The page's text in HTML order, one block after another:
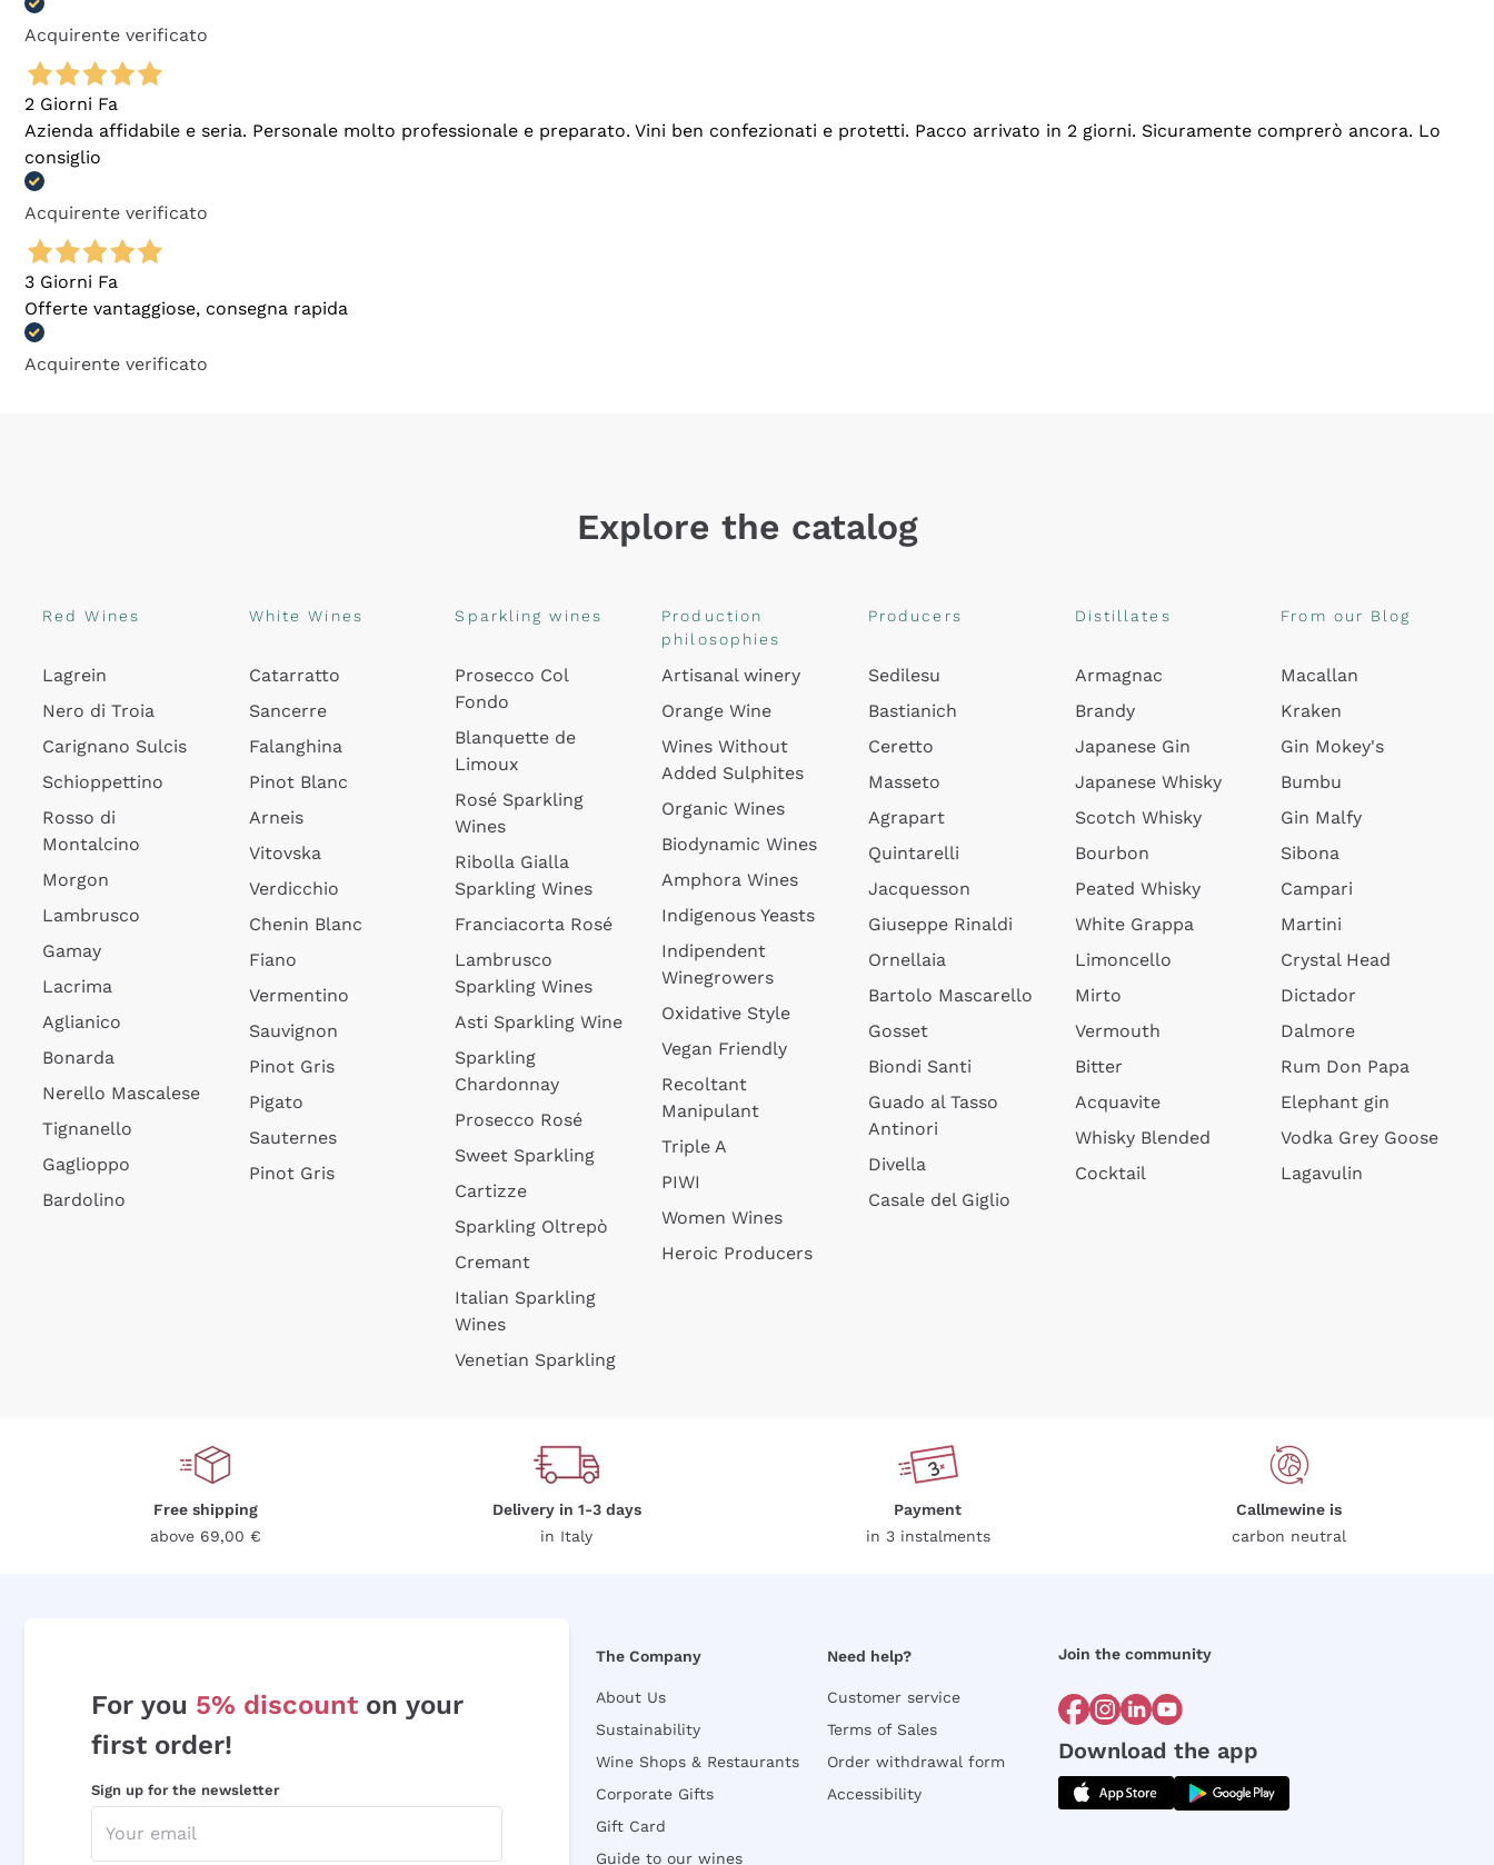
Acquirente verificato
2 Giorni Fa
Azienda affidabile e seria. Personale molto professionale e preparato. Vini ben confezionati e protetti. Pacco arrivato in 2 giorni. Sicuramente comprerò ancora. Lo
consiglio
Acquirente verificato
3 Giorni Fa
Offerte vantaggiose, consegna rapida
Acquirente verificato
Explore the catalog
Red Wines
Lagrein
Nero di Troia
Carignano Sulcis
Schioppettino
Rosso di
Montalcino
Morgon
Lambrusco
Gamay
Lacrima
Aglianico
Bonarda
Nerello Mascalese
Tignanello
Gaglioppo
Bardolino
White Wines
Catarratto
Sancerre
Falanghina
Pinot Blanc
Arneis
Vitovska
Verdicchio
Chenin Blanc
Fiano
Vermentino
Sauvignon
Pinot Gris
Pigato
Sauternes
Pinot Gris
Sparkling wines
Prosecco Col
Fondo
Blanquette de
Limoux
Rosé Sparkling
Wines
Ribolla Gialla
Sparkling Wines
Franciacorta Rosé
Lambrusco
Sparkling Wines
Asti Sparkling Wine
Sparkling
Chardonnay
Prosecco Rosé
Sweet Sparkling
Cartizze
Sparkling Oltrepò
Cremant
Italian Sparkling
Wines
Venetian Sparkling
Production
philosophies
Artisanal winery
Orange Wine
Wines Without
Added Sulphites
Organic Wines
Biodynamic Wines
Amphora Wines
Indigenous Yeasts
Indipendent
Winegrowers
Oxidative Style
Vegan Friendly
Recoltant
Manipulant
Triple A
PIWI
Women Wines
Heroic Producers
Producers
Sedilesu
Bastianich
Ceretto
Masseto
Agrapart
Quintarelli
Jacquesson
Giuseppe Rinaldi
Ornellaia
Bartolo Mascarello
Gosset
Biondi Santi
Guado al Tasso
Antinori
Divella
Casale del Giglio
Distillates
Armagnac
Brandy
Japanese Gin
Japanese Whisky
Scotch Whisky
Bourbon
Peated Whisky
White Grappa
Limoncello
Mirto
Vermouth
Bitter
Acquavite
Whisky Blended
Cocktail
From our Blog
Macallan
Kraken
Gin Mokey's
Bumbu
Gin Malfy
Sibona
Campari
Martini
Crystal Head
Dictador
Dalmore
Rum Don Papa
Elephant gin
Vodka Grey Goose
Lagavulin
Free shipping
above 69,00 €
Delivery in 1-3 days
in Italy
Payment
in 3 instalments
Callmewine is
carbon neutral
For you 5% discount on your
first order!
Sign up for the newsletter
The Company
About Us
Sustainability
Wine Shops & Restaurants
Corporate Gifts
Gift Card
Guide to our wines
Need help?
Customer service
Terms of Sales
Order withdrawal form
Accessibility
Join the community
Download the app